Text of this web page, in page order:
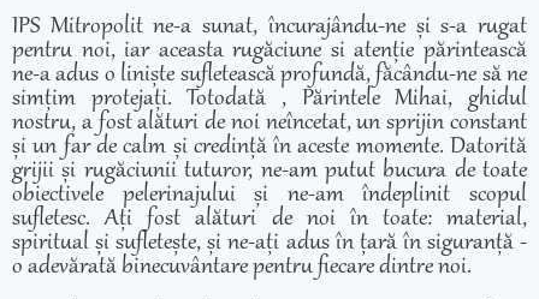
IPS Mitropolit ne-a sunat, încurajându-ne și s-a rugat
pentru noi, iar aceasta rugăciune si atenție părintească
ne-a adus o liniște sufletească profundă, făcându-ne să ne
simțim protejați. Totodată , Părintele Mihai, ghidul
nostru, a fost alături de noi neîncetat, un sprijin constant
și un far de calm și credință în aceste momente. Datorită
grijii și rugăciunii tuturor, ne-am putut bucura de toate
obiectivele pelerinajului și ne-am îndeplinit scopul
sufletesc. Ați fost alături de noi în toate: material,
spiritual și sufletește, și ne-ați adus în țară în siguranță -
o adevărată binecuvântare pentru fiecare dintre noi.